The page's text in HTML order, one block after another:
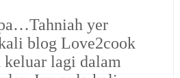
yer
blog Love2cook
lagi dalam